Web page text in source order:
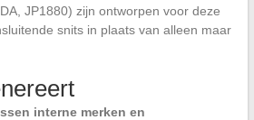
JP1880) zijn ontworpen voor deze
snits in plaats van alleen maar
interne merken en